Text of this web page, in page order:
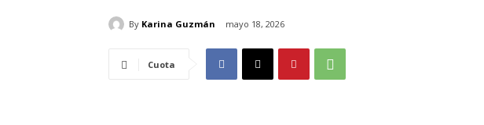
By Karina Guzmán mayo 18, 2026
Cuota